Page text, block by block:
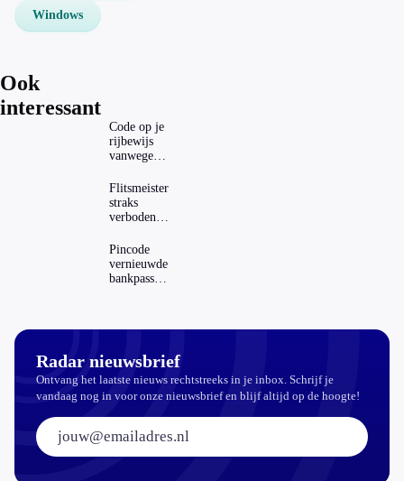
Windows
Ook
interessant
Code op je
rijbewijs
vanwege
autisme?
Zo
verwijder
Flitsmeister
straks
verboden?
regels in
Nederland
en het
buitenland
Pincode
vernieuwde
bankpassen
Radar nieuwsbrief
Ontvang het laatste nieuws rechtstreeks in je inbox. Schrijf je
vandaag nog in voor onze nieuwsbrief en blijf altijd op de hoogte!
E-mailadres: